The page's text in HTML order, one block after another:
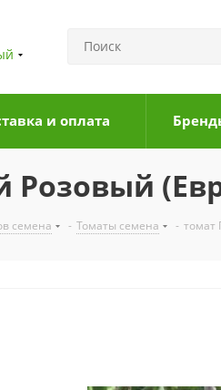
и оплата
семена - Томаты семена - томат